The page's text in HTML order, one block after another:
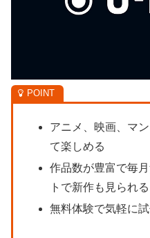
アニメ、映画、マ
て楽しめる
作品数が豊富で毎
トで新作も見られる
無料体験で気軽に